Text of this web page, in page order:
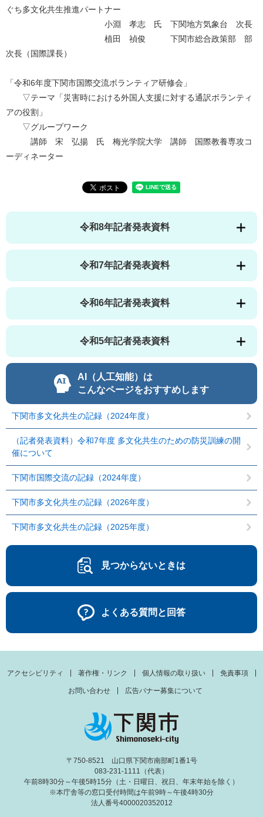
ぐち多文化共生推進パートナー
小淵 孝志 氏 下関地方気象台 次長
植田 禎俊 下関市総合政策部 部
次長（国際課長）
「令和6年度下関市国際交流ボランティア研修会」
▽テーマ「災害時における外国人支援に対する通訳ボランティ
アの役割」
▽グループワーク
講師 宋 弘揚 氏 梅光学院大学 講師 国際教養専攻コ
ーディネーター
令和8年記者発表資料
令和7年記者発表資料
令和6年記者発表資料
令和5年記者発表資料
AI（人工知能）は
こんなページをおすすめします
下関市多文化共生の記録（2024年度）
（記者発表資料）令和7年度 多文化共生のための防災訓練の開
催について
下関市国際交流の記録（2024年度）
下関市多文化共生の記録（2026年度）
下関市多文化共生の記録（2025年度）
見つからないときは
よくある質問と回答
アクセシビリティ 著作権・リンク 個人情報の取り扱い 免責事項
お問い合わせ 広告バナー募集について
〒750-8521 山口県下関市南部町1番1号
083-231-1111（代表）
午前8時30分～午後5時15分（土・日曜日、祝日、年末年始を除く）
※本庁舎等の窓口受付時間は午前9時～午後4時30分
法人番号4000020352012